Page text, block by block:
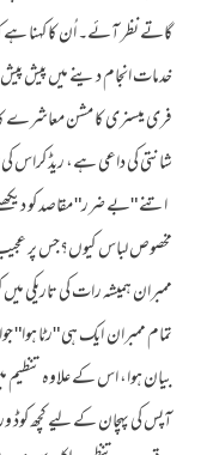
گاتے نظر آئے۔ اُن کا کہنا ہے
خدمات انجام دینے میں پیش
فری میسنری کا مشن معاشرے
شانتی کی داعی ہے، ریڈ کراس
اتنے "بے ضرر" مقاصد کو
مخصوص لباس کیوں؟جس پر
ممبران ہمیشہ رات کی تاریکی
تمام ممبران ایک ہی "رٹا
بیان ہوا، اس کے علاوہ تنظیم
آپس کی پہچان کے لیے کچھ کوڈ